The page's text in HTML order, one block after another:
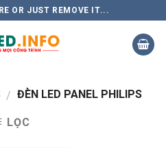
OR JUST REMOVE IT...
/ ĐÈN LED PANEL PHILIPS
LỌC